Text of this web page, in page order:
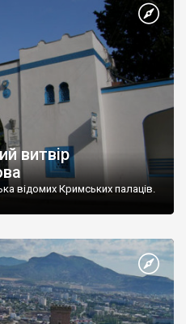
витвір
відомих Кримських палаців.